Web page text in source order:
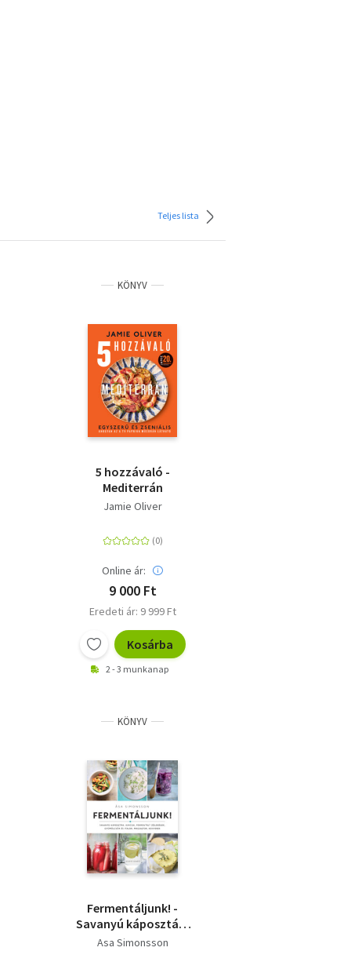
Teljes lista
KÖNYV
5 hozzávaló -
Mediterrán
Jamie Oliver
Online ár:
9 000 Ft
Eredeti ár: 9 999 Ft
Kosárba
2 - 3 munkanap
KÖNYV
Fermentáljunk! -
Savanyú káposzták,
kimcsik, fermentált
Asa Simonsson